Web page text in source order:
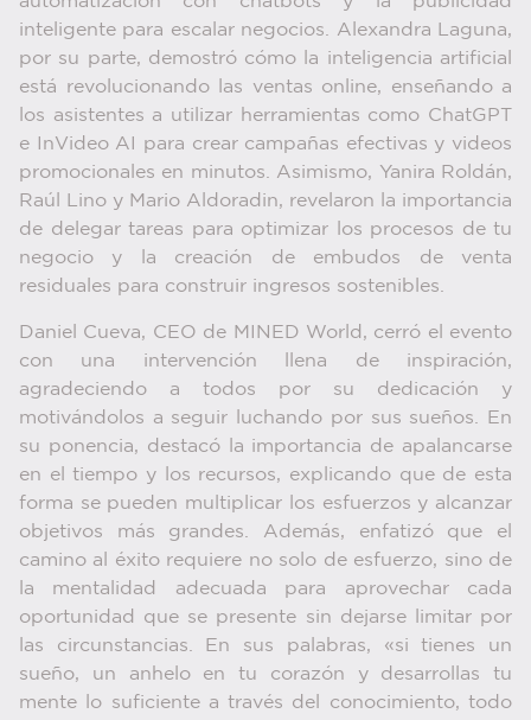
inteligente para escalar negocios. Alexandra Laguna,
por su parte, demostró cómo la inteligencia artificial
está revolucionando las ventas online, enseñando a
los asistentes a utilizar herramientas como ChatGPT
e InVideo AI para crear campañas efectivas y videos
promocionales en minutos. Asimismo, Yanira Roldán,
Raúl Lino y Mario Aldoradin, revelaron la importancia
de delegar tareas para optimizar los procesos de tu
negocio y la creación de embudos de venta
residuales para construir ingresos sostenibles.
Daniel Cueva, CEO de MINED World, cerró el evento
con una intervención llena de inspiración,
agradeciendo a todos por su dedicación y
motivándolos a seguir luchando por sus sueños. En
su ponencia, destacó la importancia de apalancarse
en el tiempo y los recursos, explicando que de esta
forma se pueden multiplicar los esfuerzos y alcanzar
objetivos más grandes. Además, enfatizó que el
camino al éxito requiere no solo de esfuerzo, sino de
la mentalidad adecuada para aprovechar cada
oportunidad que se presente sin dejarse limitar por
las circunstancias. En sus palabras, «si tienes un
sueño, un anhelo en tu corazón y desarrollas tu
mente lo suficiente a través del conocimiento, todo